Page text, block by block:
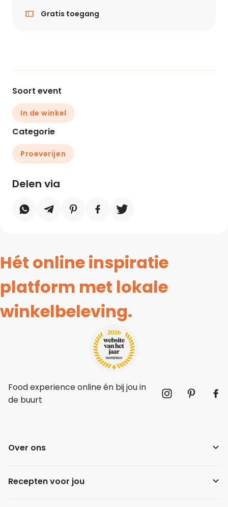
Gratis toegang
Soort event
In de winkel
Categorie
Proeverijen
Delen via
Hét online inspiratie
platform met lokale
winkelbeleving.
Food experience online én bij jou in
de buurt
Over ons
Recepten voor jou